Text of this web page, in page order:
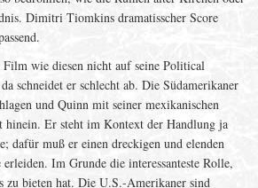
Dimitri Tiomkins dramatisscher Score
wie diesen nicht auf seine Political
schneidet er schlecht ab. Die Südamerikaner
und Quinn mit seiner mexikanischen
hinein. Er steht im Kontext der Handlung ja
dafür muß er einen dreckigen und elenden
Im Grunde die interessanteste Rolle,
zu bieten hat. Die U.S.-Amerikaner sind